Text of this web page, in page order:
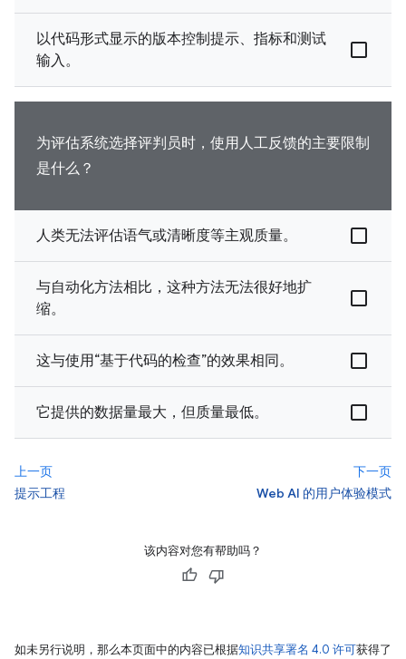
以代码形式显示的版本控制提示、指标和测试
输入。
为评估系统选择评判员时，使用人工反馈的主要限制
是什么？
人类无法评估语气或清晰度等主观质量。
与自动化方法相比，这种方法无法很好地扩
缩。
这与使用“基于代码的检查”的效果相同。
它提供的数据量最大，但质量最低。
上一页
提示工程
下一页
Web AI 的用户体验模式
该内容对您有帮助吗？
如未另行说明，那么本页面中的内容已根据知识共享署名 4.0 许可获得了